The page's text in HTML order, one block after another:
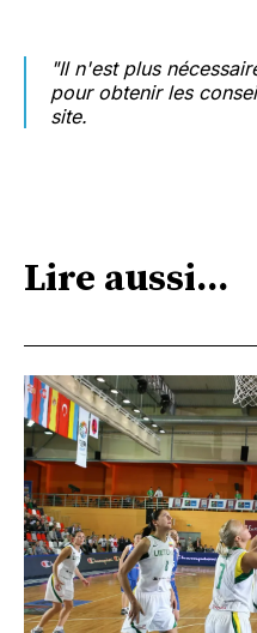
"Il n'est plus
pour obtenir les
site.
Lire aussi...